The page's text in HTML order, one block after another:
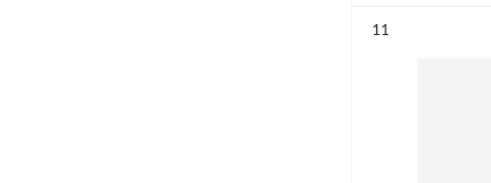
11